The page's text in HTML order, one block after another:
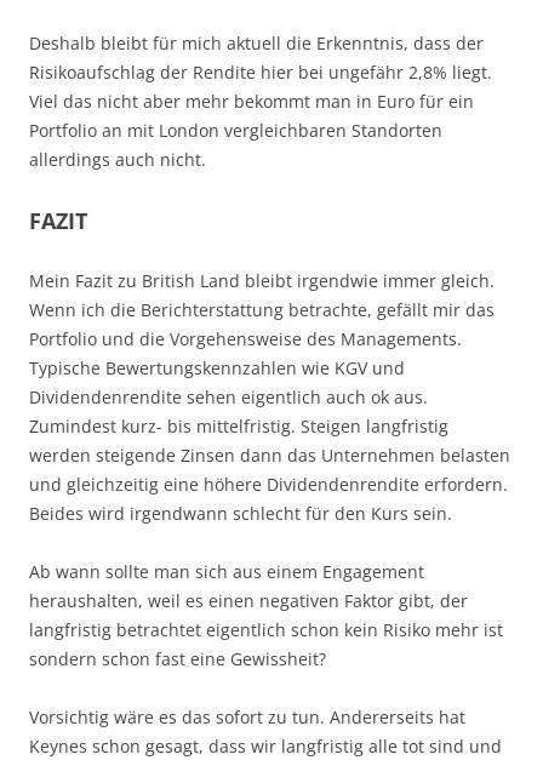
Deshalb bleibt für mich aktuell die Erkenntnis, dass der
Risikoaufschlag der Rendite hier bei ungefähr 2,8% liegt.
Viel das nicht aber mehr bekommt man in Euro für ein
Portfolio an mit London vergleichbaren Standorten
allerdings auch nicht.
FAZIT
Mein Fazit zu British Land bleibt irgendwie immer gleich.
Wenn ich die Berichterstattung betrachte, gefällt mir das
Portfolio und die Vorgehensweise des Managements.
Typische Bewertungskennzahlen wie KGV und
Dividendenrendite sehen eigentlich auch ok aus.
Zumindest kurz- bis mittelfristig. Steigen langfristig
werden steigende Zinsen dann das Unternehmen belasten
und gleichzeitig eine höhere Dividendenrendite erfordern.
Beides wird irgendwann schlecht für den Kurs sein.
Ab wann sollte man sich aus einem Engagement
heraushalten, weil es einen negativen Faktor gibt, der
langfristig betrachtet eigentlich schon kein Risiko mehr ist
sondern schon fast eine Gewissheit?
Vorsichtig wäre es das sofort zu tun. Andererseits hat
Keynes schon gesagt, dass wir langfristig alle tot sind und